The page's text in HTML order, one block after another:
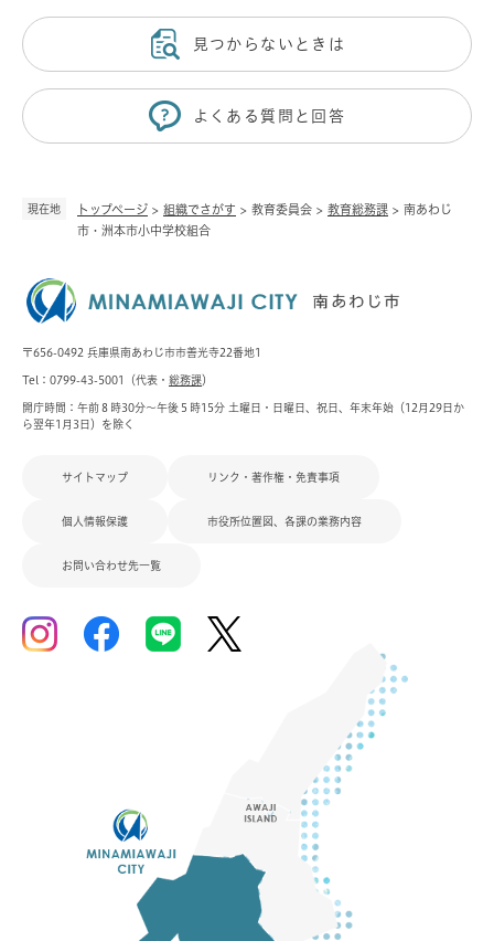
現在地 トップページ > 組織でさがす > 教育委員会 > 教育総務課 > 南あわじ
市・洲本市小中学校組合
見つからないときは
よくある質問と回答
〒656-0492 兵庫県南あわじ市市善光寺22番地1
Tel：0799-43-5001（代表・ 総務課）
開庁時間：午前８時30分～午後５時15分 土曜日・日曜日、祝日、年末年始（12月29日か
ら翌年1月3日）を除く
サイトマップ リンク・著作権・免責事項
個人情報保護 市役所位置図、各課の業務内容
お問い合わせ先一覧